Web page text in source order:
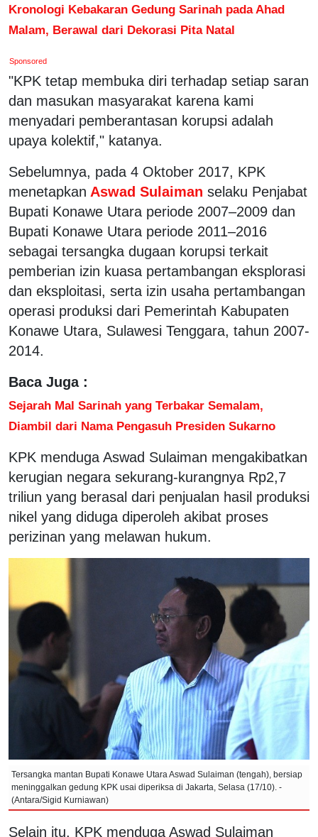
Kronologi Kebakaran Gedung Sarinah pada Ahad
Malam, Berawal dari Dekorasi Pita Natal
Sponsored
"KPK tetap membuka diri terhadap setiap saran
dan masukan masyarakat karena kami
menyadari pemberantasan korupsi adalah
upaya kolektif," katanya.
Sebelumnya, pada 4 Oktober 2017, KPK
menetapkan Aswad Sulaiman selaku Penjabat
Bupati Konawe Utara periode 2007–2009 dan
Bupati Konawe Utara periode 2011–2016
sebagai tersangka dugaan korupsi terkait
pemberian izin kuasa pertambangan eksplorasi
dan eksploitasi, serta izin usaha pertambangan
operasi produksi dari Pemerintah Kabupaten
Konawe Utara, Sulawesi Tenggara, tahun 2007-
2014.
Baca Juga :
Sejarah Mal Sarinah yang Terbakar Semalam,
Diambil dari Nama Pengasuh Presiden Sukarno
KPK menduga Aswad Sulaiman mengakibatkan
kerugian negara sekurang-kurangnya Rp2,7
triliun yang berasal dari penjualan hasil produksi
nikel yang diduga diperoleh akibat proses
perizinan yang melawan hukum.
Tersangka mantan Bupati Konawe Utara Aswad Sulaiman (tengah), bersiap
meninggalkan gedung KPK usai diperiksa di Jakarta, Selasa (17/10). -
(Antara/Sigid Kurniawan)
Selain itu, KPK menduga Aswad Sulaiman